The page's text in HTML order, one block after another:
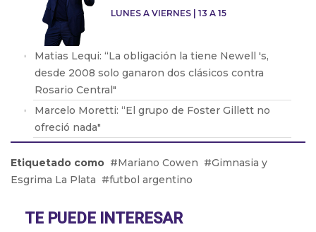
LUNES A VIERNES | 13 A 15
Matias Lequi: “La obligación la tiene Newell 's,
desde 2008 solo ganaron dos clásicos contra
Rosario Central"
Marcelo Moretti: “El grupo de Foster Gillett no
ofreció nada"
argentino
Miguel Ángel Russo: “Para la situación económica
Álvaro Angulo: “Ganarle a River en el Monumental
Etiquetado como Mariano Cowen
Gimnasia y
Esgrima La Plata
futbol argentino
TE PUEDE INTERESAR